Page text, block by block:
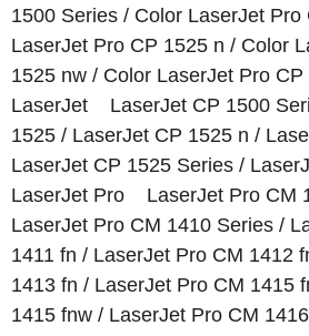
1500 Series / Color LaserJet Pro
LaserJet Pro CP 1525 n / Color
1525 nw / Color LaserJet Pro
LaserJet LaserJet CP 1500
1525 / LaserJet CP 1525 n /
LaserJet CP 1525 Series /
LaserJet Pro LaserJet Pro CM
LaserJet Pro CM 1410 Series /
1411 fn / LaserJet Pro CM 1412
1413 fn / LaserJet Pro CM 1415
1415 fnw / LaserJet Pro CM